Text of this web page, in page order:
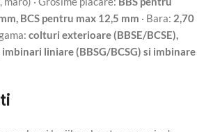
BCS pentru max 12,5 mm · Bara: 2,70
colturi exterioare (BBSE/BCSE),
liniare (BBSG/BCSG) si imbinare